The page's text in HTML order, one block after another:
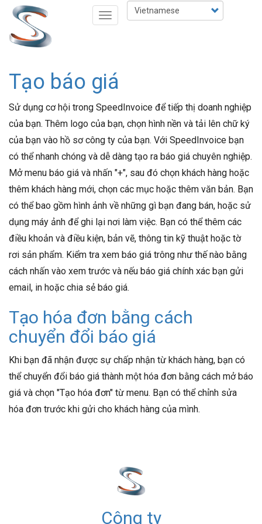
Nhảy
nội
Select
your
Toggle
Tạo báo giá
Sử dụng cơ hội trong SpeedInvoice để tiếp thị doanh nghiệp
của bạn. Thêm logo của bạn, chọn hình nền và tải lên chữ ký
của bạn vào hồ sơ công ty của bạn. Với SpeedInvoice bạn
có thể nhanh chóng và dễ dàng tạo ra báo giá chuyên nghiệp.
Mở menu báo giá và nhấn "+", sau đó chọn khách hàng hoặc
thêm khách hàng mới, chọn các mục hoặc thêm văn bản. Bạn
có thể bao gồm hình ảnh về những gì bạn đang bán, hoặc sử
dụng máy ảnh để ghi lại nơi làm việc. Bạn có thể thêm các
điều khoản và điều kiện, bản vẽ, thông tin kỹ thuật hoặc tờ
rơi sản phẩm. Kiểm tra xem báo giá trông như thế nào bằng
cách nhấn vào xem trước và nếu báo giá chính xác bạn gửi
email, in hoặc chia sẻ báo giá.
Tạo hóa đơn bằng cách
chuyển đổi báo giá
Khi bạn đã nhận được sự chấp nhận từ khách hàng, bạn có
thể chuyển đổi báo giá thành một hóa đơn bằng cách mở báo
giá và chọn "Tạo hóa đơn" từ menu. Bạn có thể chỉnh sửa
hóa đơn trước khi gửi cho khách hàng của mình.
Công ty